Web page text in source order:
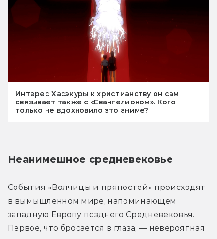
Интерес Хасэкуры к христианству он сам
связывает также с «Евангелионом». Кого
только не вдохновило это аниме?
Неанимешное средневековье
События «Волчицы и пряностей» происходят
в вымышленном мире, напоминающем
западную Европу позднего Средневековья.
Первое, что бросается в глаза, — невероятная